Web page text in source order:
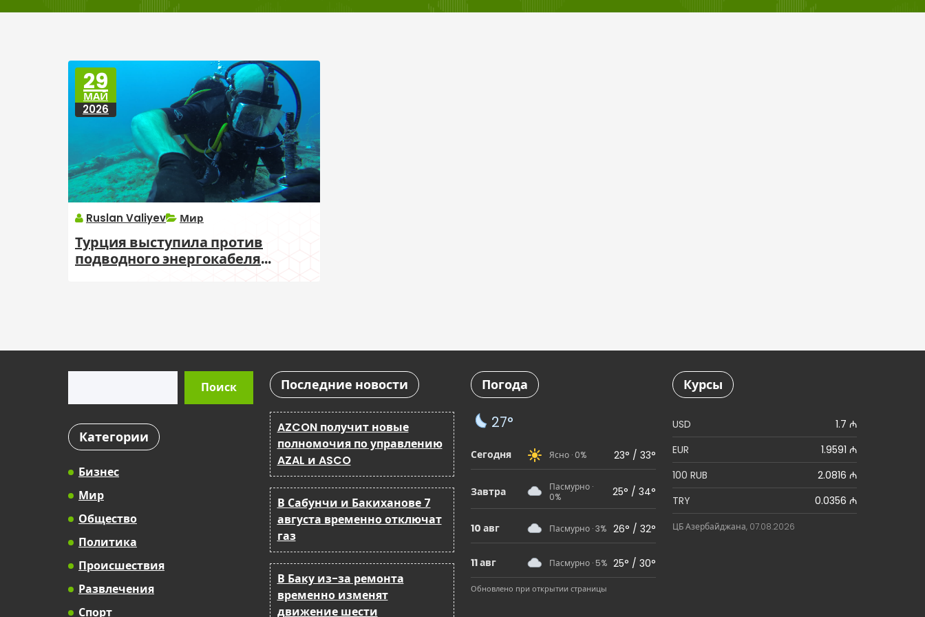
29
МАЙ
2026
Ruslan Valiyev Мир
Турция выступила против
подводного энергокабеля
Поиск
Категории
Бизнес
Мир
Общество
Политика
Происшествия
Развлечения
Спорт
Последние новости
AZCON получит новые
полномочия по управлению
AZAL и ASCO
В Сабунчи и Бакиханове 7
августа временно отключат
газ
В Баку из-за ремонта
временно изменят
движение шести
Погода
27°
Сегодня Ясно · 0% 23° / 33°
Завтра
Пасмурно ·
0%
25° / 34°
10 авг Пасмурно · 3% 26° / 32°
11 авг Пасмурно · 5% 25° / 30°
Обновлено при открытии страницы
Курсы
USD
1.7 ₼
EUR
1.9591 ₼
100 RUB
2.0816 ₼
TRY
0.0356 ₼
ЦБ Азербайджана, 07.08.2026